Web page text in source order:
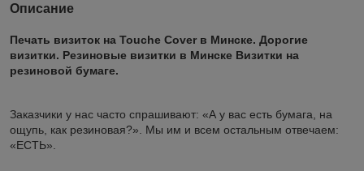
Описание
Печать визиток на Touche Cover в Минске. Дорогие
визитки. Резиновые визитки в Минске Визитки на
резиновой бумаге.
Заказчики у нас часто спрашивают: «А у вас есть бумага, на
ощупь, как резиновая?». Мы им и всем остальным отвечаем:
«ЕСТЬ».